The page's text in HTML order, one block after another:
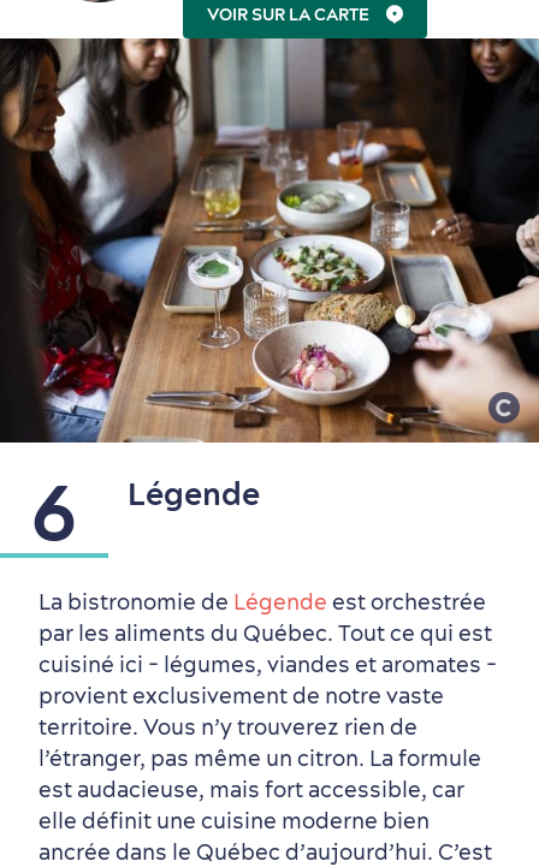
En famille
VOIR SUR LA CARTE
6 Légende
La bistronomie de Légende est orchestrée
par les aliments du Québec. Tout ce qui est
cuisiné ici - légumes, viandes et aromates -
provient exclusivement de notre vaste
territoire. Vous n’y trouverez rien de
l’étranger, pas même un citron. La formule
est audacieuse, mais fort accessible, car
elle définit une cuisine moderne bien
ancrée dans le Québec d’aujourd’hui. C’est